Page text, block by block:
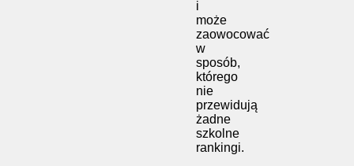
i
może
zaowocować
w
sposób,
którego
nie
przewidują
żadne
szkolne
rankingi.